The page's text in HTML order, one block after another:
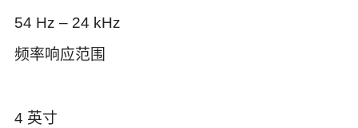
54 Hz – 24 kHz
频率响应范围
4 英寸